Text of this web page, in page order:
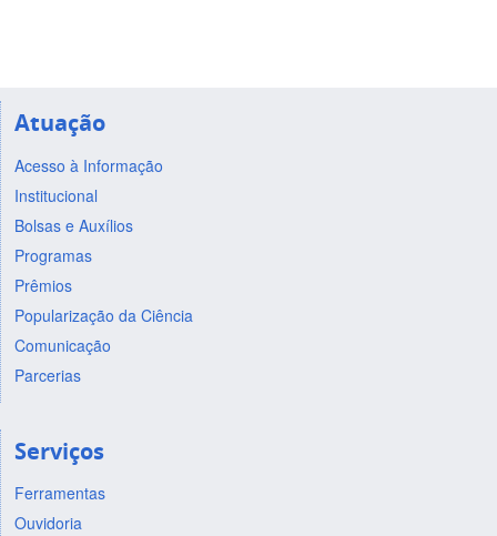
Atuação
Acesso à Informação
Institucional
Bolsas e Auxílios
Programas
Prêmios
Popularização da Ciência
Comunicação
Parcerias
Serviços
Ferramentas
Ouvidoria